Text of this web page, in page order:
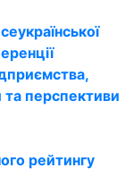
та перспективи
рейтингу